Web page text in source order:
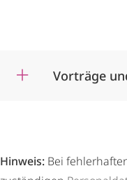
Vorträge
Hinweis: Bei